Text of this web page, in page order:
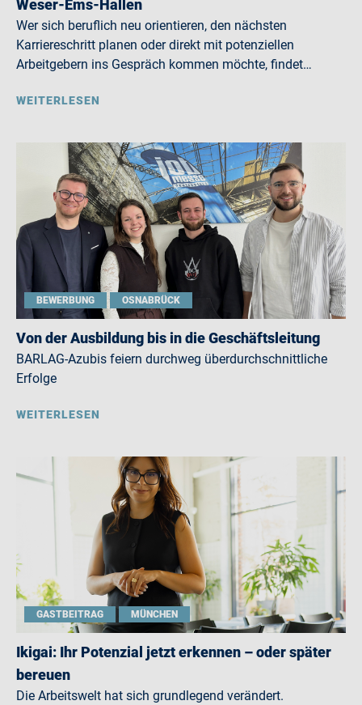
Weser-Ems-Hallen
Wer sich beruflich neu orientieren, den nächsten
Karriereschritt planen oder direkt mit potenziellen
Arbeitgebern ins Gespräch kommen möchte, findet…
WEITERLESEN
BEWERBUNG OSNABRÜCK
Von der Ausbildung bis in die Geschäftsleitung
BARLAG-Azubis feiern durchweg überdurchschnittliche
Erfolge
WEITERLESEN
GASTBEITRAG MÜNCHEN
Ikigai: Ihr Potenzial jetzt erkennen – oder später
bereuen
Die Arbeitswelt hat sich grundlegend verändert.